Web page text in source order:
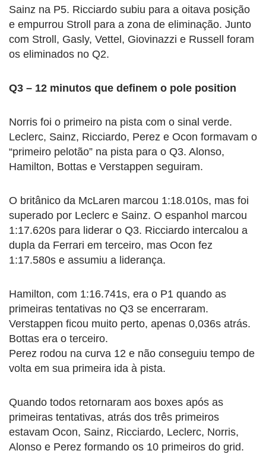
Sainz na P5. Ricciardo subiu para a oitava posição
e empurrou Stroll para a zona de eliminação. Junto
com Stroll, Gasly, Vettel, Giovinazzi e Russell foram
os eliminados no Q2.
Q3 – 12 minutos que definem o pole position
Norris foi o primeiro na pista com o sinal verde.
Leclerc, Sainz, Ricciardo, Perez e Ocon formavam o
“primeiro pelotão” na pista para o Q3. Alonso,
Hamilton, Bottas e Verstappen seguiram.
O britânico da McLaren marcou 1:18.010s, mas foi
superado por Leclerc e Sainz. O espanhol marcou
1:17.620s para liderar o Q3. Ricciardo intercalou a
dupla da Ferrari em terceiro, mas Ocon fez
1:17.580s e assumiu a liderança.
Hamilton, com 1:16.741s, era o P1 quando as
primeiras tentativas no Q3 se encerraram.
Verstappen ficou muito perto, apenas 0,036s atrás.
Bottas era o terceiro.
Perez rodou na curva 12 e não conseguiu tempo de
volta em sua primeira ida à pista.
Quando todos retornaram aos boxes após as
primeiras tentativas, atrás dos três primeiros
estavam Ocon, Sainz, Ricciardo, Leclerc, Norris,
Alonso e Perez formando os 10 primeiros do grid.